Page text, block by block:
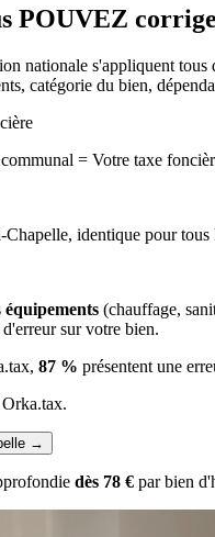
POUVEZ
nationale s'appliquent tous
catégorie du bien,
= Votre taxe
identique pour tous
équipements (chauffage,
d'erreur sur votre bien.
87 % présentent une
→
dès 78 € par bien